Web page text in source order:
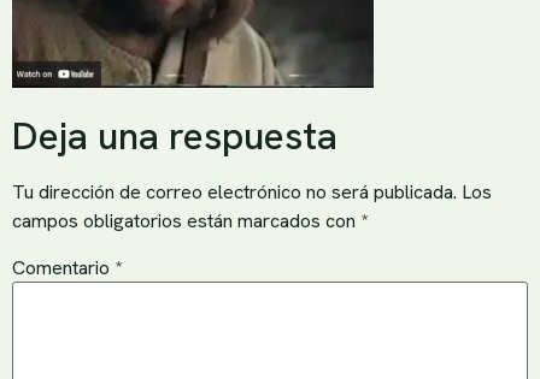
Deja una respuesta
Tu dirección de correo electrónico no será publicada. Los
campos obligatorios están marcados con *
Comentario *